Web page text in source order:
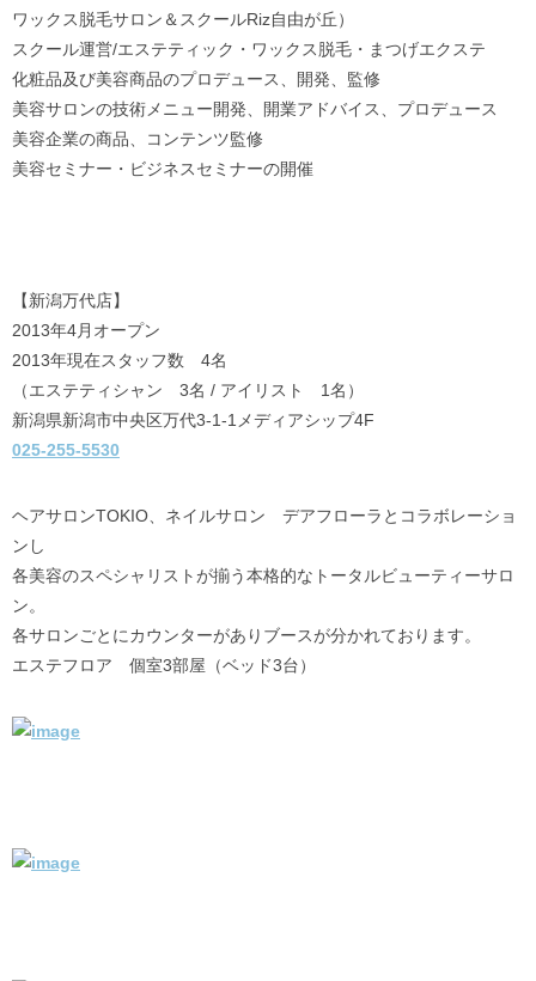
ワックス脱毛サロン＆スクールRiz自由が丘）
スクール運営/エステティック・ワックス脱毛・まつげエクステ
化粧品及び美容商品のプロデュース、開発、監修
美容サロンの技術メニュー開発、開業アドバイス、プロデュース
美容企業の商品、コンテンツ監修
美容セミナー・ビジネスセミナーの開催
【新潟万代店】
2013年4月オープン
2013年現在スタッフ数 4名
（エステティシャン 3名 / アイリスト 1名）
新潟県新潟市中央区万代3-1-1メディアシップ4F
025-255-5530
ヘアサロンTOKIO、ネイルサロン デアフローラとコラボレーショ
ンし
各美容のスペシャリストが揃う本格的なトータルビューティーサロ
ン。
各サロンごとにカウンターがありブースが分かれております。
エステフロア 個室3部屋（ベッド3台）